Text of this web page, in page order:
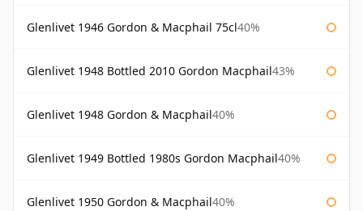
Glenlivet 1946 Gordon & Macphail 75cl40%
Glenlivet 1948 Bottled 2010 Gordon Macphail43%
Glenlivet 1948 Gordon & Macphail40%
Glenlivet 1949 Bottled 1980s Gordon Macphail40%
Glenlivet 1950 Gordon & Macphail40%